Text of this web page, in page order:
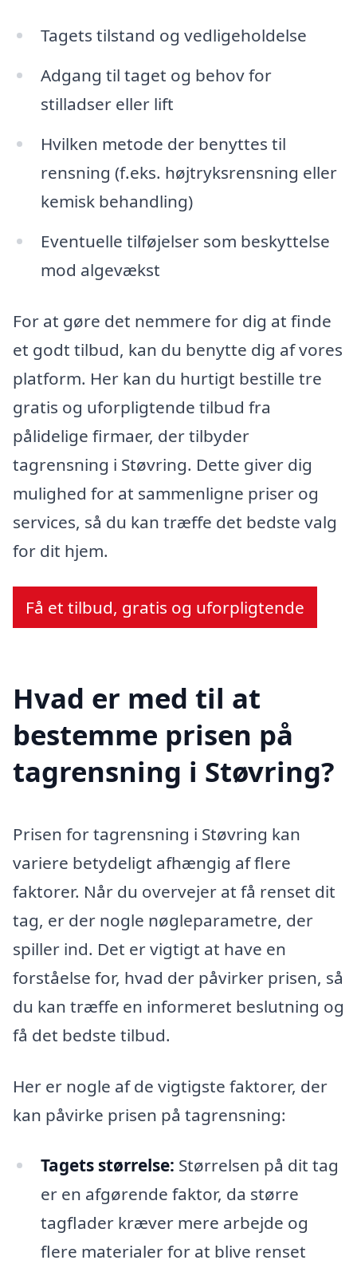
Tagets tilstand og vedligeholdelse
Adgang til taget og behov for
stilladser eller lift
Hvilken metode der benyttes til
rensning (f.eks. højtryksrensning eller
kemisk behandling)
Eventuelle tilføjelser som beskyttelse
mod algevækst
For at gøre det nemmere for dig at finde
et godt tilbud, kan du benytte dig af vores
platform. Her kan du hurtigt bestille tre
gratis og uforpligtende tilbud fra
pålidelige firmaer, der tilbyder
tagrensning i Støvring. Dette giver dig
mulighed for at sammenligne priser og
services, så du kan træffe det bedste valg
for dit hjem.
Få et tilbud, gratis og uforpligtende
Hvad er med til at
bestemme prisen på
tagrensning i Støvring?
Prisen for tagrensning i Støvring kan
variere betydeligt afhængig af flere
faktorer. Når du overvejer at få renset dit
tag, er der nogle nøgleparametre, der
spiller ind. Det er vigtigt at have en
forståelse for, hvad der påvirker prisen, så
du kan træffe en informeret beslutning og
få det bedste tilbud.
Her er nogle af de vigtigste faktorer, der
kan påvirke prisen på tagrensning:
Tagets størrelse: Størrelsen på dit tag
er en afgørende faktor, da større
tagflader kræver mere arbejde og
flere materialer for at blive renset